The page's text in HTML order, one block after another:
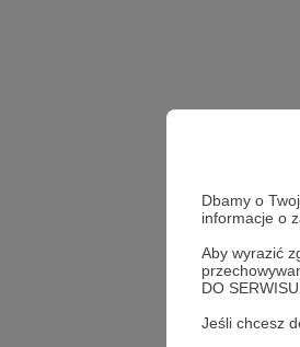
Dbamy o
informacje o
Aby wyrazić
DO SERWISU.
Jeśli chcesz